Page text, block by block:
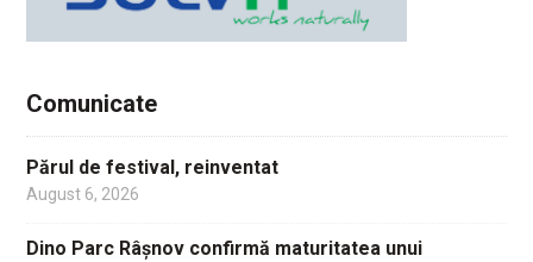
Comunicate
Părul de festival, reinventat
August 6, 2026
Dino Parc Râșnov confirmă maturitatea unui